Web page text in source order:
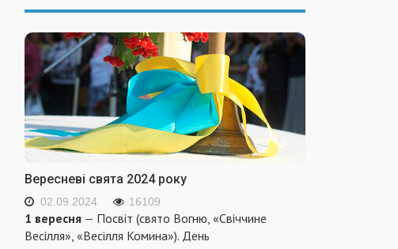
Вересневі свята 2024 року
02.09.2024 16109
1 вересня — Посвіт (свято Вогню, «Свіччине
Весілля», «Весілля Комина»). День